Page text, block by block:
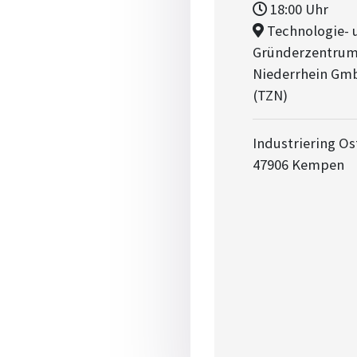
18:00 Uhr
Technologie-
Gründerzentrum
Niederrhein
(TZN)
Industriering
47906 Kempen